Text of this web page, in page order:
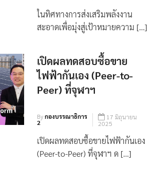
Byกองบรรณาธิการ
2
25 มิถุนายน
2025
ในทิศทางการส่งเสริมพลังงาน
เปิดผลทดสอบซื้อขาย
ไฟฟ้ากันเอง (Peer-to-
Peer) ที่จุฬาฯ
Byกองบรรณาธิการ
2
17 มิถุนายน
2025
เปิดผลทดสอบซื้อขายไฟฟ้ากันเอง